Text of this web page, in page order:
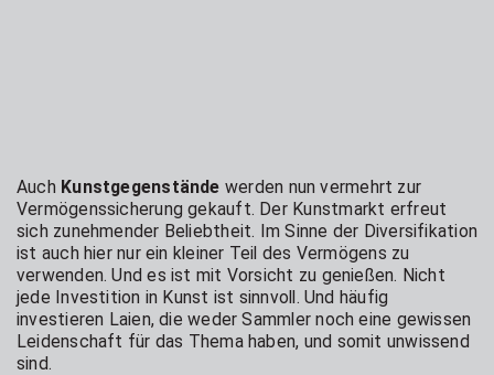
Auch Kunstgegenstände werden nun vermehrt zur
Vermögenssicherung gekauft. Der Kunstmarkt erfreut
sich zunehmender Beliebtheit. Im Sinne der Diversifikation
ist auch hier nur ein kleiner Teil des Vermögens zu
verwenden. Und es ist mit Vorsicht zu genießen. Nicht
jede Investition in Kunst ist sinnvoll. Und häufig
investieren Laien, die weder Sammler noch eine gewissen
Leidenschaft für das Thema haben, und somit unwissend
sind.